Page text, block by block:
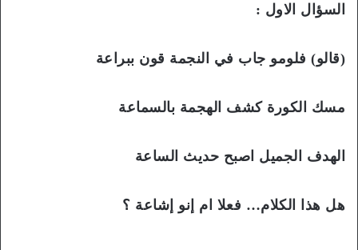
السؤال الاول :
(قالو) فلومو جاب في النجمة قون ببراعة
مسك الكورة كشف الهجمة بالسماعة
الهدف الجميل اصبح حديث الساعة
هل هذا الكلام… فعلا ام إنو إشاعة ؟